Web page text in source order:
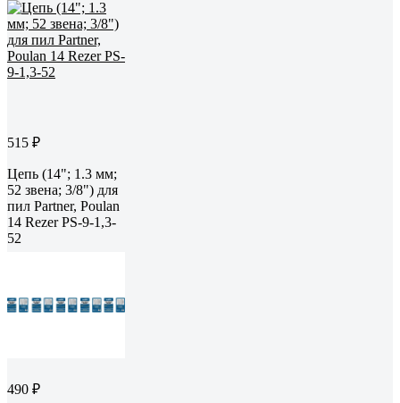
515 ₽
Цепь (14"; 1.3 мм;
52 звена; 3/8") для
пил Partner, Poulan
14 Rezer PS-9-1,3-
52
490 ₽